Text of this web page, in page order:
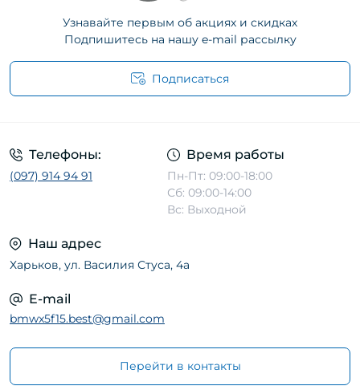
Узнавайте первым об акциях и скидках
Подпишитесь на нашу e-mail рассылку
Подписаться
Телефоны:
(097) 914 94 91
Время работы
Пн-Пт: 09:00-18:00
Сб: 09:00-14:00
Вс: Выходной
Наш адрес
Харьков, ул. Василия Стуса, 4а
E-mail
bmwx5f15.best@gmail.com
Перейти в контакты